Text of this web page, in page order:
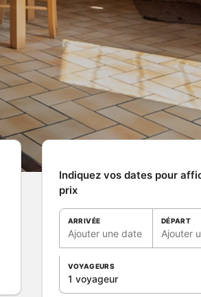
Indiquez vos dates pour
prix
ARRIVÉE
Ajouter une date
DÉPART
Ajouter
VOYAGEURS
1 voyageur